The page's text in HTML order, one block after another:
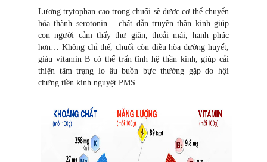
Lượng trytophan cao trong chuối sẽ được cơ thể chuyển
hóa thành serotonin – chất dẫn truyền thần kinh giúp
con người cảm thấy thư giãn, thoải mái, hạnh phúc
hơn… Không chỉ thế, chuối còn điều hòa đường huyết,
giàu vitamin B có thể trấn tĩnh hệ thần kinh, giúp cải
thiện tâm trạng lo âu buồn bực thường gặp do hội
chứng tiền kinh nguyệt PMS.